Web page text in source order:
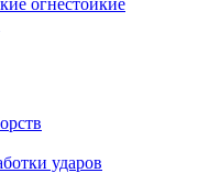
огнестойкие
ударов